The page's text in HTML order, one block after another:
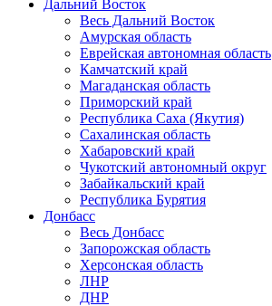
Дальний Восток
Весь Дальний Восток
Амурская область
Еврейская автономная область
Камчатский край
Магаданская область
Приморский край
Республика Саха (Якутия)
Сахалинская область
Хабаровский край
Чукотский автономный округ
Забайкальский край
Республика Бурятия
Донбасс
Весь Донбасс
Запорожская область
Херсонская область
ЛНР
ДНР